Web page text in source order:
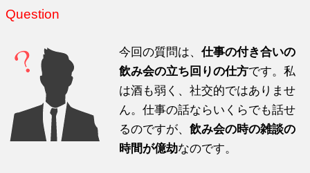
Question
今回の質問は、仕事の付き合いの
飲み会の立ち回りの仕方です。私
は酒も弱く、社交的ではありませ
ん。仕事の話ならいくらでも話せ
るのですが、飲み会の時の雑談の
時間が億劫なのです。